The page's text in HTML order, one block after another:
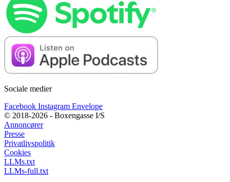
Sociale medier
Facebook Instagram Envelope
© 2018-2026 - Boxengasse I/S
Annoncører
Presse
Privatlivspolitik
Cookies
LLMs.txt
LLMs-full.txt